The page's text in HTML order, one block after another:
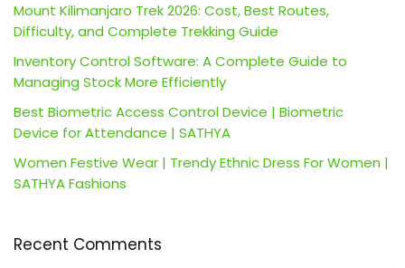
Mount Kilimanjaro Trek 2026: Cost, Best Routes,
Difficulty, and Complete Trekking Guide
Inventory Control Software: A Complete Guide to
Managing Stock More Efficiently
Best Biometric Access Control Device | Biometric
Device for Attendance | SATHYA
Women Festive Wear | Trendy Ethnic Dress For Women |
SATHYA Fashions
Recent Comments